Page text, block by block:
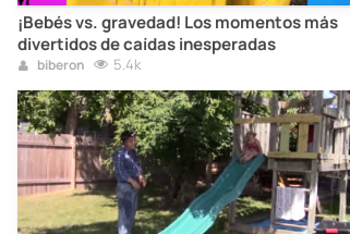
¡Bebés vs. gravedad! Los momentos más
divertidos de caídas inesperadas
biberon 5.4k